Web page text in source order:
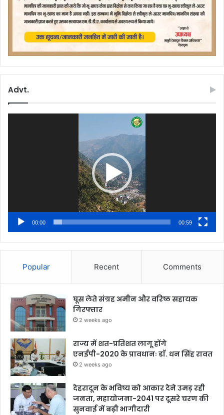
Advt.
00:00 00:59
Popular Recent Comments
घूस लेते संग्रह अमीन और वरिष्ठ सहायक
गिरफ्तार
2 weeks ago
राज्य में शत-प्रतिशत लागू होंगे
एनईपी-2020 के प्रावधानः डाॅ. धन सिंह रावत
2 weeks ago
देहरादून के भविष्य को आकार देने उमड़ रही
जनता, महायोजना-2041 पर दूसरे चरण की
सुनवाई में बढ़ी भागीदारी